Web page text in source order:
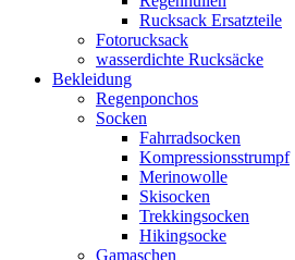
Rucksack Ersatzteile
Fotorucksack
wasserdichte Rucksäcke
Bekleidung
Regenponchos
Socken
Fahrradsocken
Kompressionsstrumpf
Merinowolle
Skisocken
Trekkingsocken
Hikingsocke
Gamaschen